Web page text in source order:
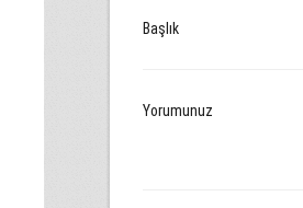
Başlık
Yorumunuz